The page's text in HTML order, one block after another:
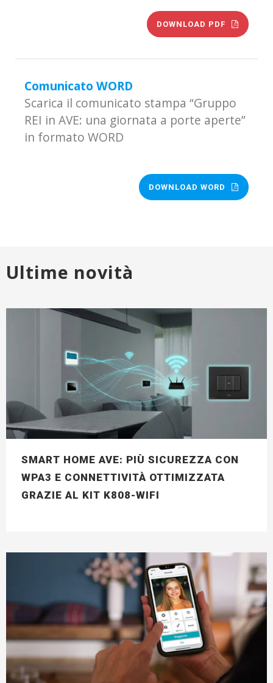
DOWNLOAD PDF
Comunicato WORD
Scarica il comunicato stampa “Gruppo
REI in AVE: una giornata a porte aperte”
in formato WORD
DOWNLOAD WORD
Ultime novità
SMART HOME AVE: PIÙ SICUREZZA CON
WPA3 E CONNETTIVITÀ OTTIMIZZATA
GRAZIE AL KIT K808-WIFI